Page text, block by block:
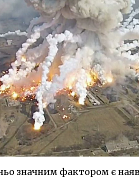
значним фактором є